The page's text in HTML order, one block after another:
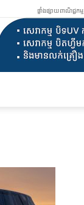
ផ្ទាំងផ្សាយពាណិជ្ជកម្ម